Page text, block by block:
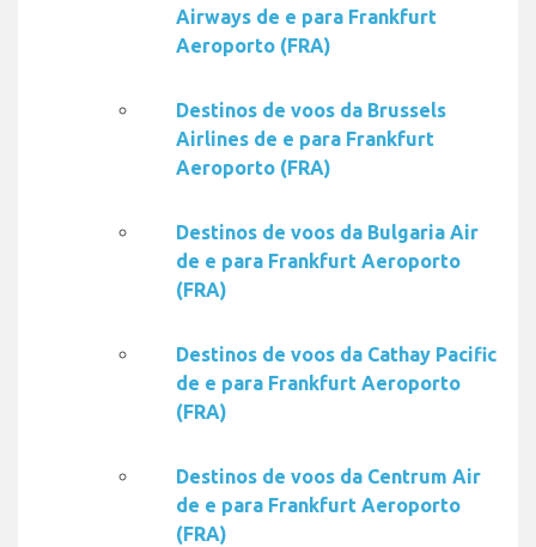
Airways de e para Frankfurt
Aeroporto (FRA)
Destinos de voos da Brussels
Airlines de e para Frankfurt
Aeroporto (FRA)
Destinos de voos da Bulgaria Air
de e para Frankfurt Aeroporto
(FRA)
Destinos de voos da Cathay Pacific
de e para Frankfurt Aeroporto
(FRA)
Destinos de voos da Centrum Air
de e para Frankfurt Aeroporto
(FRA)